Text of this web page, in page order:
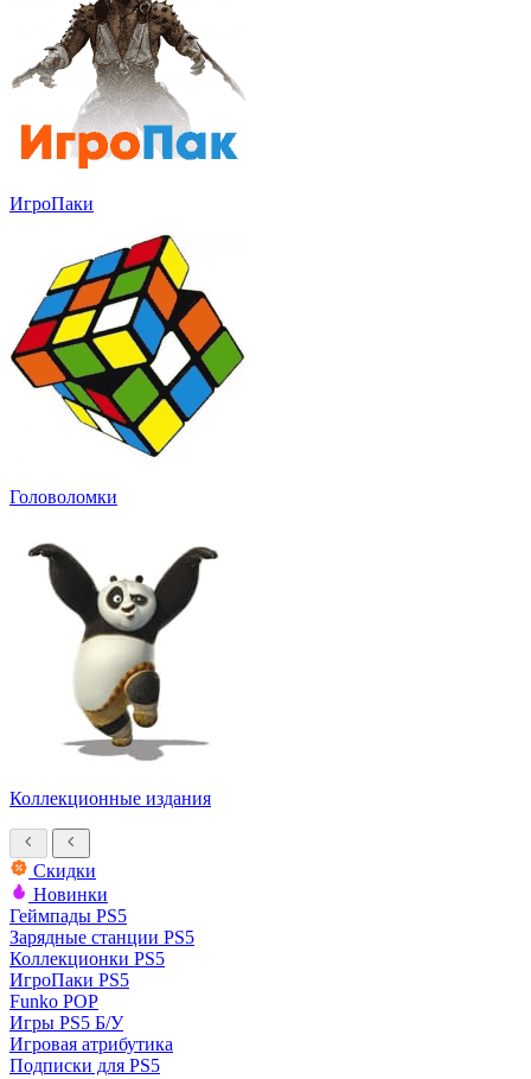
ИгроПаки
Головоломки
Коллекционные издания
Скидки
Новинки
Геймпады PS5
Зарядные станции PS5
Коллекционки PS5
ИгроПаки PS5
Funko POP
Игры PS5 Б/У
Игровая атрибутика
Подписки для PS5